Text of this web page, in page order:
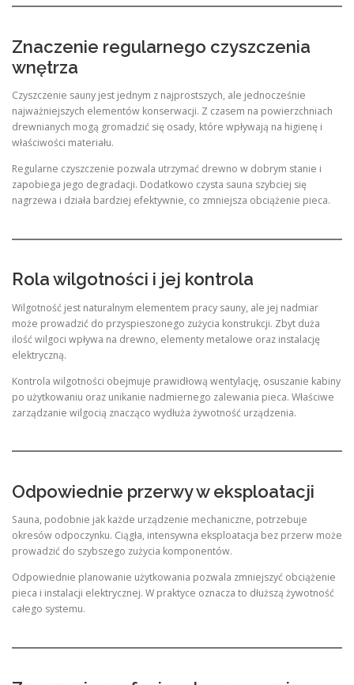
Znaczenie regularnego czyszczenia
wnętrza
Czyszczenie sauny jest jednym z najprostszych, ale jednocześnie
najważniejszych elementów konserwacji. Z czasem na powierzchniach
drewnianych mogą gromadzić się osady, które wpływają na higienę i
właściwości materiału.
Regularne czyszczenie pozwala utrzymać drewno w dobrym stanie i
zapobiega jego degradacji. Dodatkowo czysta sauna szybciej się
nagrzewa i działa bardziej efektywnie, co zmniejsza obciążenie pieca.
Rola wilgotności i jej kontrola
Wilgotność jest naturalnym elementem pracy sauny, ale jej nadmiar
może prowadzić do przyspieszonego zużycia konstrukcji. Zbyt duża
ilość wilgoci wpływa na drewno, elementy metalowe oraz instalację
elektryczną.
Kontrola wilgotności obejmuje prawidłową wentylację, osuszanie kabiny
po użytkowaniu oraz unikanie nadmiernego zalewania pieca. Właściwe
zarządzanie wilgocią znacząco wydłuża żywotność urządzenia.
Odpowiednie przerwy w eksploatacji
Sauna, podobnie jak każde urządzenie mechaniczne, potrzebuje
okresów odpoczynku. Ciągła, intensywna eksploatacja bez przerw może
prowadzić do szybszego zużycia komponentów.
Odpowiednie planowanie użytkowania pozwala zmniejszyć obciążenie
pieca i instalacji elektrycznej. W praktyce oznacza to dłuższą żywotność
całego systemu.